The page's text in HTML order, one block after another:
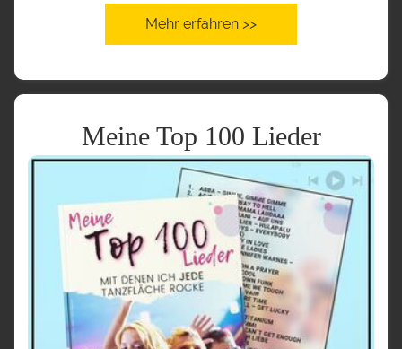
Mehr erfahren >>
Meine Top 100 Lieder